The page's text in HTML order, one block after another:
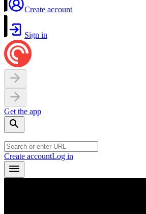
Create account
Sign in
Get the app
Create accountLog in